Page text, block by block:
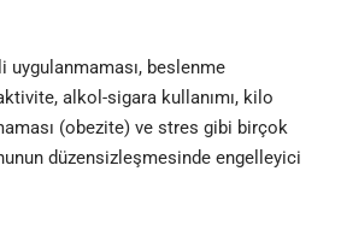
uygulanmaması, beslenme
alkol-sigara kullanımı, kilo
(obezite) ve stres gibi birçok
düzensizleşmesinde engelleyici